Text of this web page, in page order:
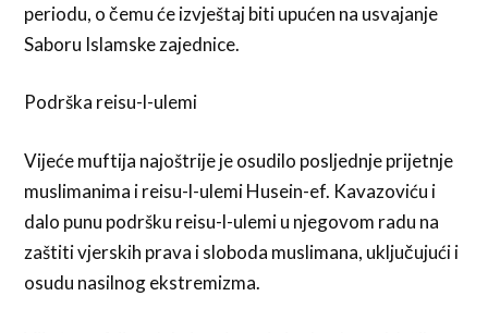
periodu, o čemu će izvještaj biti upućen na usvajanje
Saboru Islamske zajednice.
Podrška reisu-l-ulemi
Vijeće muftija najoštrije je osudilo posljednje prijetnje
muslimanima i reisu-l-ulemi Husein-ef. Kavazoviću i
dalo punu podršku reisu-l-ulemi u njegovom radu na
zaštiti vjerskih prava i sloboda muslimana, uključujući i
osudu nasilnog ekstremizma.